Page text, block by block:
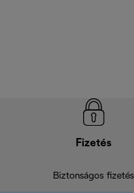
Fizetés
Biztonságos fizetés